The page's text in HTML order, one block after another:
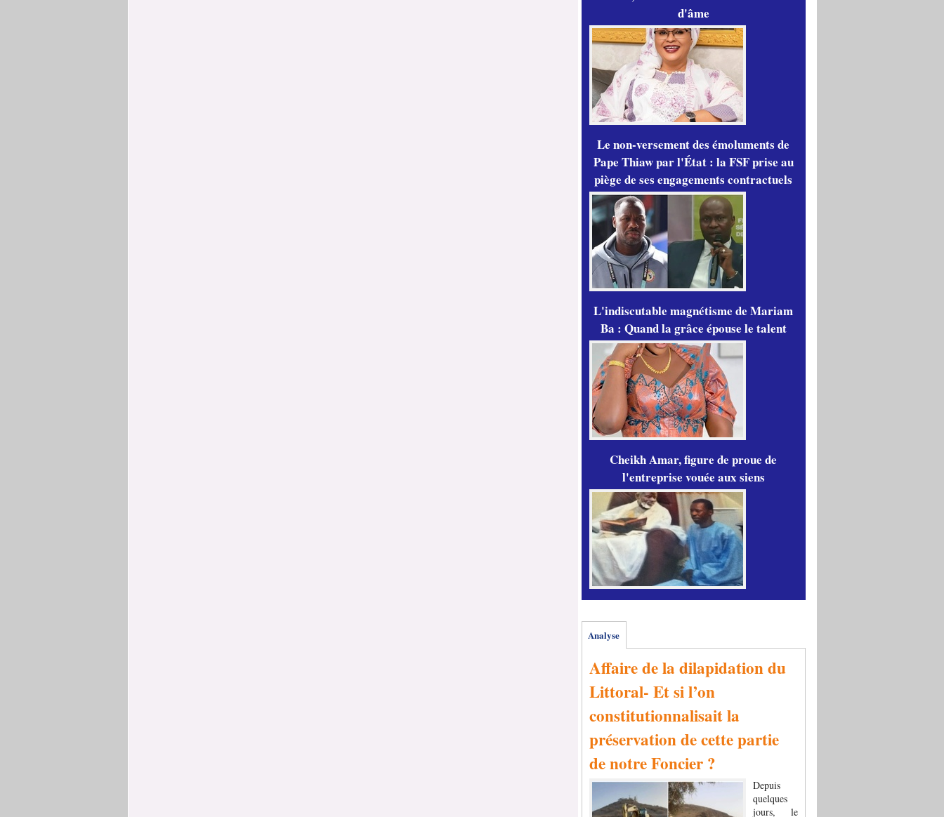
d'âme
Le non-versement des émoluments de
Pape Thiaw par l'État : la FSF prise au
piège de ses engagements contractuels
L'indiscutable magnétisme de Mariam
Ba : Quand la grâce épouse le talent
Cheikh Amar, figure de proue de
l'entreprise vouée aux siens
Analyse
Affaire de la dilapidation du
Littoral- Et si l’on
constitutionnalisait la
préservation de cette partie
de notre Foncier ?
Depuis
quelques
jours, le